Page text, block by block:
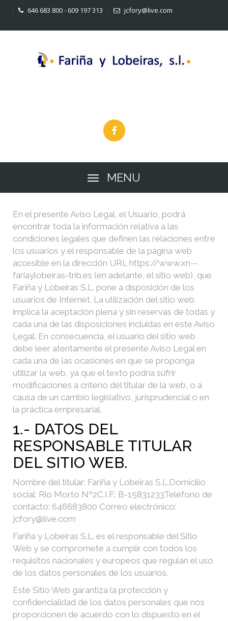
646 683 800 - 609 197 313 jcfory@live.com
MENU
En el presente Aviso Legal, el Usuario, podrá
encontrar toda la información relativa a las
condiciones legales que definen las relaciones entre
los usuarios y el responsable de la página web
accesible en la dirección URL https://www.xn--
fariaylobeiras-tnb.es (en adelante, el sitio web), que
Fariña y Lobeiras S.L. pone a disposición de los
usuarios de Internet. La utilización del sitio web
implica la aceptación plena y sin reservas de todas y
cada una de las disposiciones incluidas en este Aviso
Legal. En consecuencia, el usuario del sitio web
debe leer atentamente el presente Aviso Legal en
cada una de las ocasiones en que se proponga
utilizar la web, ya que el texto podría sufrir
modificaciones a criterio del titular de la web, o a
causa de un cambio legislativo, jurisprudencial o en
la práctica empresarial.
1.- DATOS DEL
RESPONSABLE TITULAR
DEL SITIO WEB.
Nombre del titular: Fariña y Lobeiras S.L.Domicilio
social: Rio Morto Nº2C.I.F.: B-15831233Teléfono de
contacto: 646683800 Correo electrónico:
jcfory@live.com
Fariña y Lobeiras S.L. es el responsable del Sitio
Web y se compromete a cumplir con todos los
requisitos nacionales y europeos que regulan el uso
de los datos personales de los usuarios.
Este Sitio Web garantiza la protección y
confidencialidad de los datos personales que nos
proporcionen de acuerdo con lo dispuesto en el